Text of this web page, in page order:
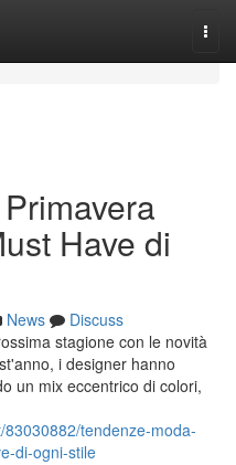
Have di
News
Discuss
stagione con le novità
i designer hanno
un mix eccentrico di colori,
tendenze-moda-
di-ogni-stile